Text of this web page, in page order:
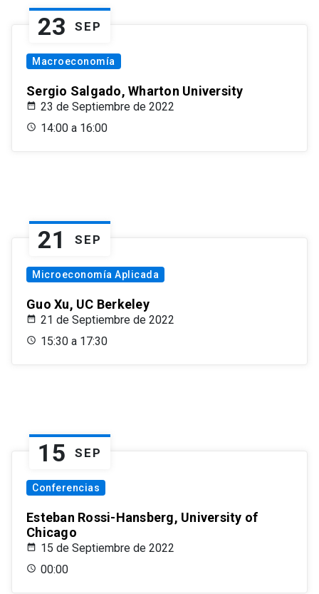
23 SEP
Macroeconomía
Sergio Salgado, Wharton University
23 de Septiembre de 2022
14:00 a 16:00
21 SEP
Microeconomía Aplicada
Guo Xu, UC Berkeley
21 de Septiembre de 2022
15:30 a 17:30
15 SEP
Conferencias
Esteban Rossi-Hansberg, University of
Chicago
15 de Septiembre de 2022
00:00